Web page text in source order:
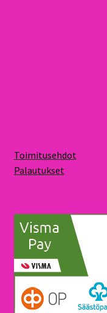
Toimitusehdot
Palautukset